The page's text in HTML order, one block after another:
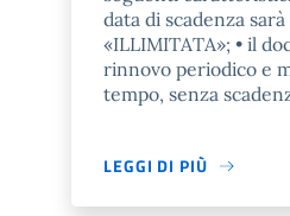
data di scadenza
«ILLIMITATA»; • il
rinnovo periodico e
tempo, senza
LEGGI DI PIÙ